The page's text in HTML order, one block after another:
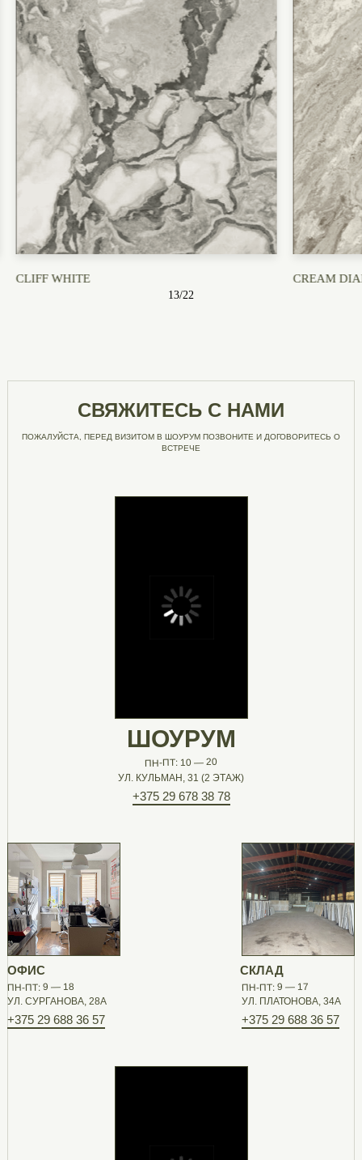
CREAM DIAMONDS PIETRA
13/22
ШОУРУМ
ОФИС
ПОЖАЛУЙСТА, ПЕРЕД ВИЗИТОМ В ШОУРУМ ПОЗВОНИТЕ И ДОГОВОРИТЕСЬ О
ВСТРЕЧЕ
ПН-ПТ: 10 — 20
ПН-ПТ: 9 — 18
УЛ. КУЛЬМАН, 31 (2 ЭТАЖ)
УЛ. СУРГАНОВА, 28А
+375 29 678 38 78
+375 29 688 36 57
СВЯЖИТЕСЬ С НАМИ
СКЛАД
ПН-ПТ: 9 — 17
УЛ. ПЛАТОНОВА, 34А
+375 29 688 36 57